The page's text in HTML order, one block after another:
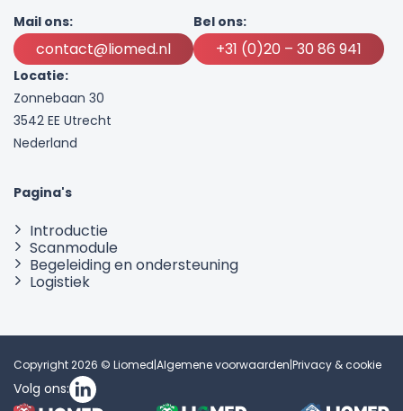
Mail ons:
contact@liomed.nl
Bel ons:
+31 (0)20 – 30 86 941
Locatie:
Zonnebaan 30
3542 EE Utrecht
Nederland
Pagina's
Introductie
Scanmodule
Begeleiding en ondersteuning
Logistiek
Copyright 2026 © Liomed|Algemene voorwaarden|Privacy & cookie
Volg ons: